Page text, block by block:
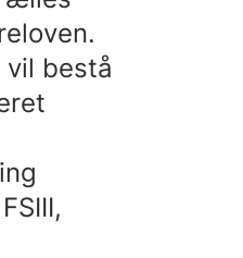
bestå